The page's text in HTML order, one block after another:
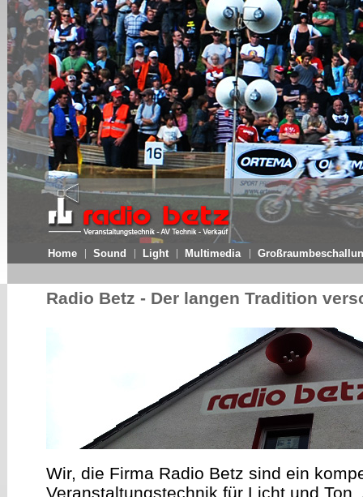
Radio Betz - Der langen Tradition
Wir, die Firma Radio Betz sind ein
Veranstaltungstechnik für Licht und